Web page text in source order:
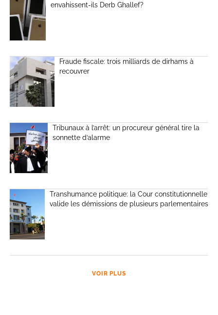
envahissent-ils Derb Ghallef?
Fraude fiscale: trois milliards de dirhams à
recouvrer
Tribunaux à l’arrêt: un procureur général tire la
sonnette d’alarme
Transhumance politique: la Cour constitutionnelle
valide les démissions de plusieurs parlementaires
VOIR PLUS